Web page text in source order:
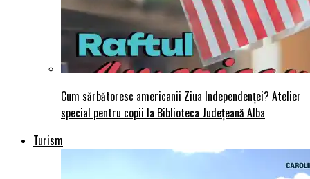
Cum sărbătoresc americanii Ziua Independenței? Atelier
special pentru copii la Biblioteca Județeană Alba
Turism